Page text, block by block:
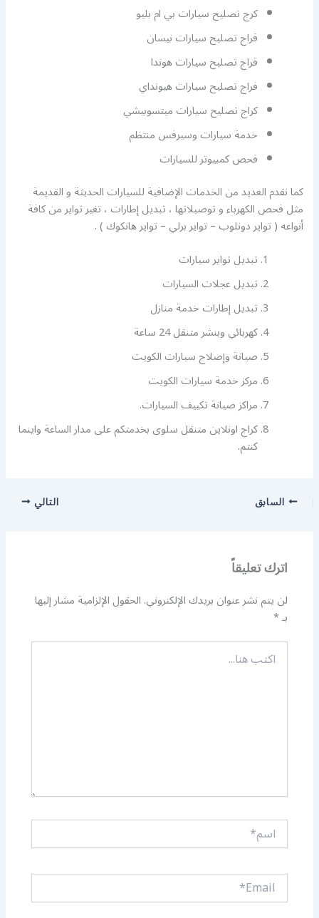
كرج تصليح سيارات بي ام بليو
قراج تصليح سيارات نيسان
قراج تصليح سيارات هوندا
فراج تصليح سيارات هيونداي
كراج تصليح سيارات ميتسوبيشي
خدمة سيارات وسيرفس منتظم
فحص كمبيوتر للسيارات
كما نقدم العديد من الخدمات الإضافية للسيارات الحديثة و القديمة
مثل فحص الكهرباء و توصيلاتها ، تبديل إطارات ، تغير تواير من كافة
أنواعه ( تواير دونلوب – تواير برلي – تواير هانكوك ) .
تبديل تواير سيارات
تبديل عجلات السيارات
تبديل إطارات خدمة منازل
كهربائي وبنشر متنقل 24 ساعة
صيانة وإصلاح سيارات الكويت
مركز خدمة سيارات الكويت
مراكز صيانة تكييف السيارات.
كراج اونلاين متنقل سلوى بخدمتكم على مدار الساعة واينما
كنتم.
السابق التالي
اترك تعليقاً
لن يتم نشر عنوان بريدك الإلكتروني.الحقول الإلزامية مشار إليها
بـ*
اكتب
هنا...
اسم*
Email*